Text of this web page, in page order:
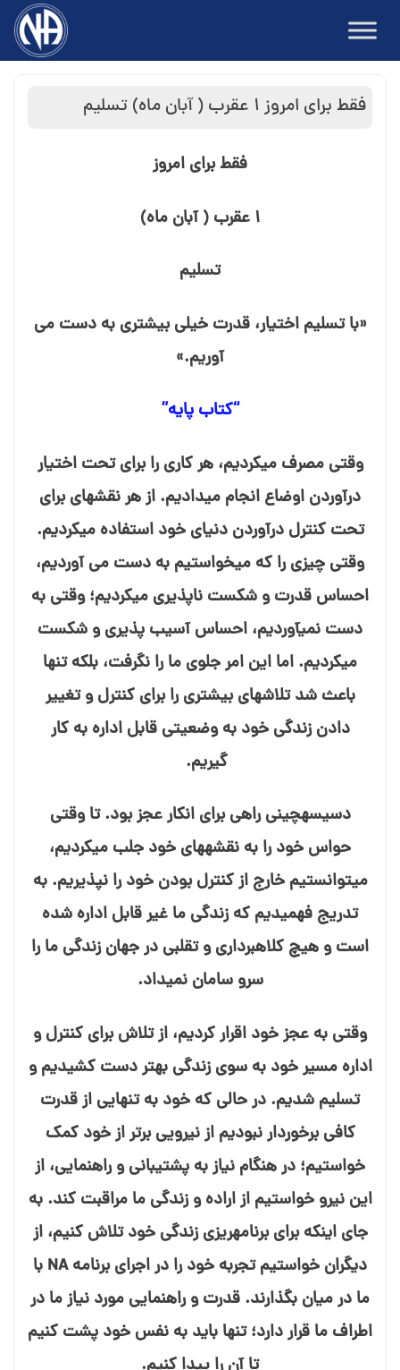
content
فقط برای امروز ۱ عقرب ( آبان ماه) تسلیم
فقط برای امروز
۱ عقرب ( آبان ماه)
تسلیم
«با تسلیم اختیار، قدرت خیلی بیشتری به دست می⁯
آوریم.»
“کتاب پایه”
وقتی مصرف می⁯کردیم، هر کاری را برای تحت اختیار
درآوردن اوضاع انجام می⁯دادیم. از هر نقشه⁯ای برای
تحت کنترل درآوردن دنیای خود استفاده می⁯کردیم.
وقتی چیزی را که می⁯خواستیم به دست می⁯ آوردیم،
احساس قدرت و شکست⁯ ناپذیری می⁯کردیم؛ وقتی به
دست نمی⁯آوردیم، احساس آسیب⁯ پذیری و شکست
می⁯کردیم. اما این امر جلوی ما را نگرفت، بلکه تنها
باعث شد تلاش⁯های بیشتری را برای کنترل و تغییر
دادن زندگی خود به وضعیتی قابل اداره به کار
گیریم.
دسیسه⁯چینی راهی برای انکار عجز بود. تا وقتی
حواس خود را به نقشه⁯های خود جلب می⁯کردیم،
می⁯توانستیم خارج از کنترل بودن خود را نپذیریم. به
تدریج فهمیدیم که زندگی ما غیر قابل اداره شده
است و هیچ کلاهبرداری و تقلبی در جهان زندگی ما را
سرو سامان نمی⁯داد.
وقتی به عجز خود اقرار کردیم، از تلاش برای کنترل و
اداره مسیر خود به سوی زندگی بهتر دست کشیدیم و
تسلیم شدیم. در حالی که خود به تنهایی از قدرت
کافی برخوردار نبودیم از نیرویی برتر از خود کمک
خواستیم؛ در هنگام نیاز به پشتیبانی و راهنمایی، از
این نیرو خواستیم از اراده و زندگی ما مراقبت کند. به
جای اینکه برای برنامه⁯ریزی زندگی خود تلاش کنیم، از
دیگران خواستیم تجربه خود را در اجرای برنامه NA با
ما در میان بگذارند. قدرت و راهنمایی مورد نیاز ما در
اطراف ما قرار دارد؛ تنها باید به نفس خود پشت کنیم